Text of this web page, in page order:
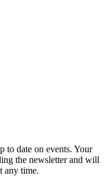
to date on events. Your
the newsletter and will
any time.